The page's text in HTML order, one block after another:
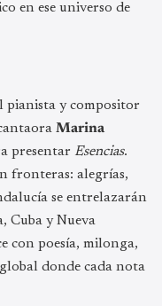
en ese universo de
pianista y compositor
Marina
presentar Esencias.
fronteras: alegrías,
se entrelazarán
Cuba y Nueva
con poesía, milonga,
donde cada nota